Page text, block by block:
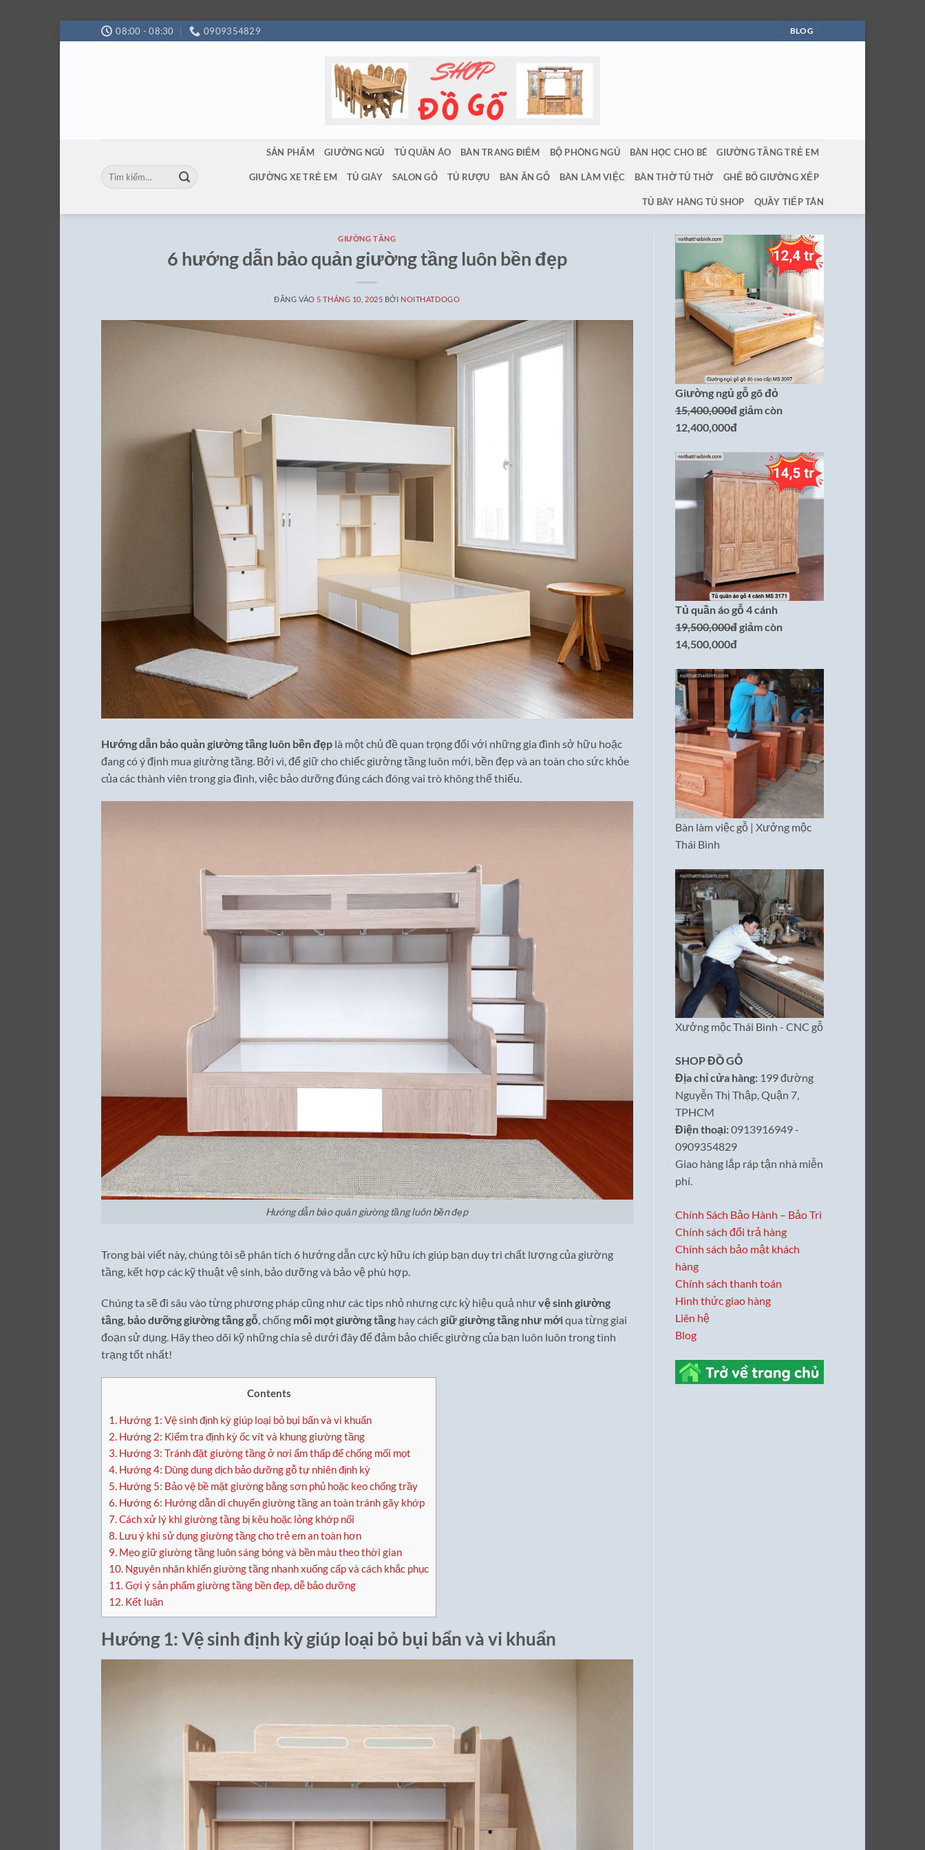
qua
08:00 - 08:30 0909354829 BLOG
Tìm
kiếm:
SẢN PHẨM GIƯỜNG NGỦ TỦ QUẦN ÁO BÀN TRANG ĐIỂM BỘ PHÒNG NGỦ BÀN HỌC CHO BÉ GIƯỜNG TẦNG TRẺ EM
GIƯỜNG XE TRẺ EM TỦ GIÀY SALON GỖ TỦ RƯỢU BÀN ĂN GỖ BÀN LÀM VIỆC BÀN THỜ TỦ THỜ GHẾ BỐ GIƯỜNG XẾP
TỦ BÀY HÀNG TỦ SHOP QUẦY TIẾP TÂN
GIƯỜNG TẦNG
6 hướng dẫn bảo quản giường tầng luôn bền đẹp
ĐĂNG VÀO 5 THÁNG 10, 2025 BỞI NOITHATDOGO
Hướng dẫn bảo quản giường tầng luôn bền đẹp là một chủ đề quan trọng đối với những gia đình sở hữu hoặc
đang có ý định mua giường tầng. Bởi vì, để giữ cho chiếc giường tầng luôn mới, bền đẹp và an toàn cho sức khỏe
của các thành viên trong gia đình, việc bảo dưỡng đúng cách đóng vai trò không thể thiếu.
Hướng dẫn bảo quản giường tầng luôn bền đẹp
Trong bài viết này, chúng tôi sẽ phân tích 6 hướng dẫn cực kỳ hữu ích giúp bạn duy trì chất lượng của giường
tầng, kết hợp các kỹ thuật vệ sinh, bảo dưỡng và bảo vệ phù hợp.
Chúng ta sẽ đi sâu vào từng phương pháp cũng như các tips nhỏ nhưng cực kỳ hiệu quả nhưvệ sinh giường
tầng, bảo dưỡng giường tầng gỗ, chống mối mọt giường tầng hay cách giữ giường tầng như mớiqua từng giai
đoạn sử dụng. Hãy theo dõi kỹ những chia sẻ dưới đây để đảm bảo chiếc giường của bạn luôn luôn trong tình
trạng tốt nhất!
Contents
1. Hướng 1: Vệ sinh định kỳ giúp loại bỏ bụi bẩn và vi khuẩn
2. Hướng 2: Kiểm tra định kỳ ốc vít và khung giường tầng
3. Hướng 3: Tránh đặt giường tầng ở nơi ẩm thấp để chống mối mọt
4. Hướng 4: Dùng dung dịch bảo dưỡng gỗ tự nhiên định kỳ
5. Hướng 5: Bảo vệ bề mặt giường bằng sơn phủ hoặc keo chống trầy
6. Hướng 6: Hướng dẫn di chuyển giường tầng an toàn tránh gãy khớp
7.Cách xử lý khi giường tầng bị kêu hoặc lỏng khớp nối
8. Lưu ý khi sử dụng giường tầng cho trẻ em an toàn hơn
9. Mẹo giữ giường tầng luôn sáng bóng và bền màu theo thời gian
10. Nguyên nhân khiến giường tầng nhanh xuống cấp và cách khắc phục
11.Gợi ý sản phẩm giường tầng bền đẹp, dễ bảo dưỡng
12. Kết luận
Hướng 1: Vệ sinh định kỳ giúp loại bỏ bụi bẩn và vi khuẩn
Giường ngủ gỗ gõ đỏ
15,400,000đgiảm còn
12,400,000đ
Tủ quần áo gỗ 4 cánh
19,500,000đgiảm còn
14,500,000đ
Bàn làm việc gỗ | Xưởng mộc
Thái Bình
Xưởng mộc Thái Bình - CNC gỗ
SHOP ĐỒ GỖ
Địa chỉ cửa hàng:199 đường
Nguyễn Thị Thập, Quận 7,
TPHCM
Điện thoại:0913916949 -
0909354829
Giao hàng lắp ráp tận nhà miễn
phí.
Chính Sách Bảo Hành – Bảo Trì
Chính sách đổi trả hàng
Chính sách bảo mật khách
hàng
Chính sách thanh toán
Hình thức giao hàng
Liên hệ
Blog